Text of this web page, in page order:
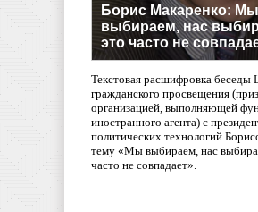
Борис Макаренко: Мы
выбираем, нас
это часто не
Текстовая расшифровка
гражданского просвещения
организацией, выполняющей
иностранного агента) с
политических технологий
тему «Мы выбираем, нас
часто не совпадает».